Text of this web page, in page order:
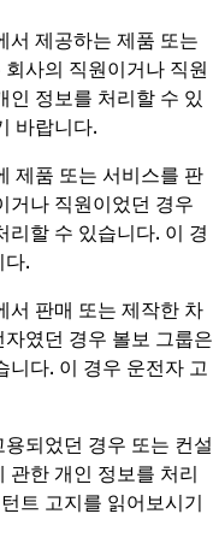
서 제공하는 제품 또는
사의 직원이거나 직원
인 정보를 처리할 수 있
바랍니다.
제품 또는 서비스를 판
거나 직원이었던 경우
리할 수 있습니다. 이 경
다.
서 판매 또는 제작한 차
였던 경우 볼보 그룹은
니다. 이 경우 운전자 고
되었던 경우 또는 컨설
관한 개인 정보를 처리
트 고지를 읽어보시기